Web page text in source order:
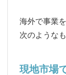
海外で事業
次のような
現地市場